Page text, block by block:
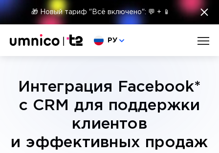
🎁 Новый тариф "Всё включено": 💬 + 📱 ×
Выберите язык
РУ
Интеграция Facebook*
с CRM для поддержки
клиентов
и эффективных продаж